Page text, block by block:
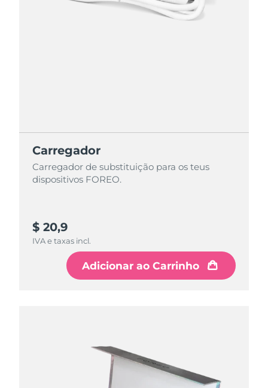
Carregador
Carregador de substituição para os teus
dispositivos FOREO.
$ 20,9
IVA e taxas incl.
Adicionar ao Carrinho